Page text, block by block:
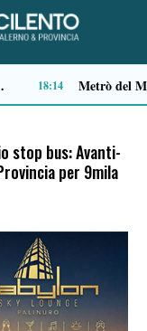
14:35
stop bus: Avanti-
per 9mila